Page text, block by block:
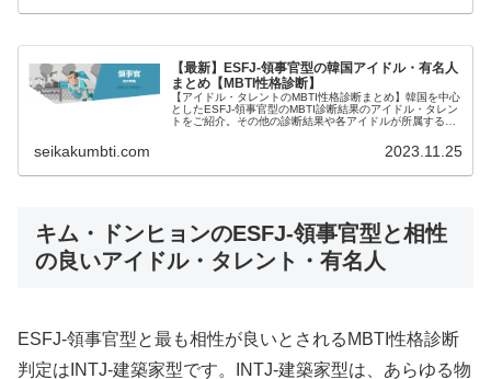
【最新】ESFJ-領事官型の韓国アイドル・有名人
まとめ【MBTI性格診断】
【アイドル・タレントのMBTI性格診断まとめ】韓国を中心
としたESFJ-領事官型のMBTI診断結果のアイドル・タレン
トをご紹介。その他の診断結果や各アイドルが所属するグ
seikakumbti.com 2023.11.25
キム・ドンヒョンのESFJ-領事官型と相性
の良いアイドル・タレント・有名人
ESFJ-領事官型と最も相性が良いとされるMBTI性格診断
判定はINTJ-建築家型です。INTJ-建築家型は、あらゆる物